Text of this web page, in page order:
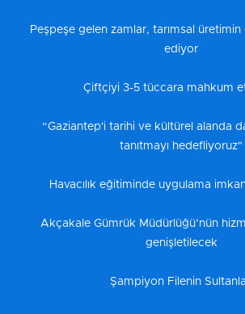
Peşpeşe gelen zamlar, tarımsal
ediyor
Çiftçiyi 3-5 tüccara mahkum
“Gaziantep'i tarihi ve kültürel alanda
tanıtmayı hedefliyoruz"
Havacılık eğitiminde uygulama
Akçakale Gümrük Müdürlüğü’nün
genişletilecek
Şampiyon Filenin